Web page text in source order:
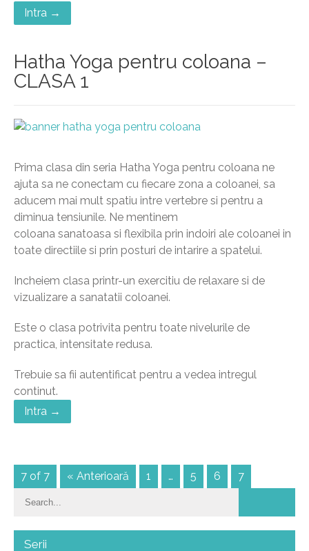
Intra →
Hatha Yoga pentru coloana –
CLASA 1
Prima clasa din seria Hatha Yoga pentru coloana ne
ajuta sa ne conectam cu fiecare zona a coloanei, sa
aducem mai mult spatiu intre vertebre si pentru a
diminua tensiunile. Ne mentinem
coloana sanatoasa si flexibila prin indoiri ale coloanei in
toate directiile si prin posturi de intarire a spatelui.
Incheiem clasa printr-un exercitiu de relaxare si de
vizualizare a sanatatii coloanei.
Este o clasa potrivita pentru toate nivelurile de
practica, intensitate redusa.
Trebuie sa fii autentificat pentru a vedea intregul
continut.
Intra →
7 of 7 « Anterioară 1 … 5 6 7
Serii